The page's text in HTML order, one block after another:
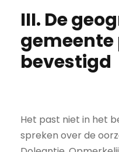
III. De
bevestigd
Het past niet in het
spreken over de